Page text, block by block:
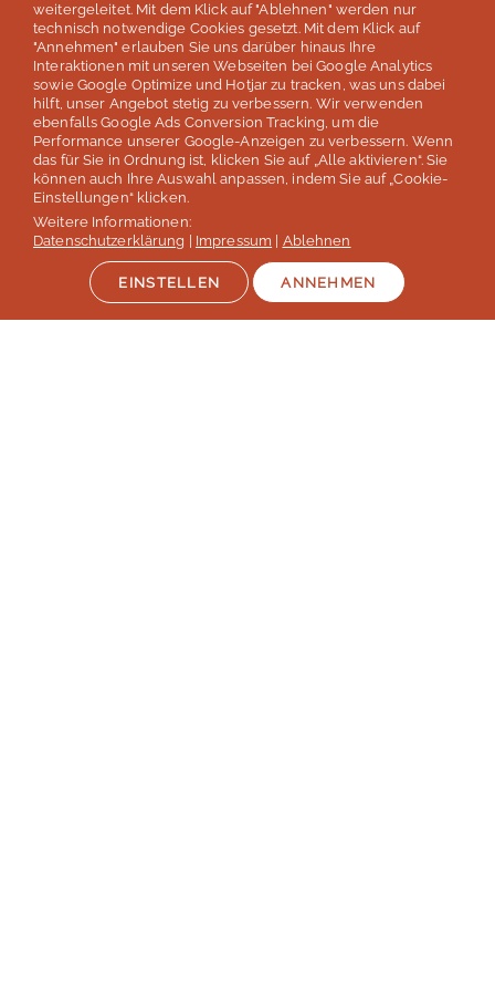
Lernen
Reisen
Helfen
Service
weitergeleitet. Mit dem Klick auf "Ablehnen" werden nur
technisch notwendige Cookies gesetzt. Mit dem Klick auf
"Annehmen" erlauben Sie uns darüber hinaus Ihre
Interaktionen mit unseren Webseiten bei Google Analytics
sowie Google Optimize und Hotjar zu tracken, was uns dabei
hilft, unser Angebot stetig zu verbessern. Wir verwenden
ebenfalls Google Ads Conversion Tracking, um die
Performance unserer Google-Anzeigen zu verbessern. Wenn
das für Sie in Ordnung ist, klicken Sie auf „Alle aktivieren“. Sie
können auch Ihre Auswahl anpassen, indem Sie auf „Cookie-
Einstellungen“ klicken.
Weitere Informationen:
Datenschutzerklärung
Impressum Ablehnen
EINSTELLEN ANNEHMEN